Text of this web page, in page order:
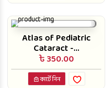
Atlas of Pediatric
Cataract -...
৳ 350.00
কার্টে নিন